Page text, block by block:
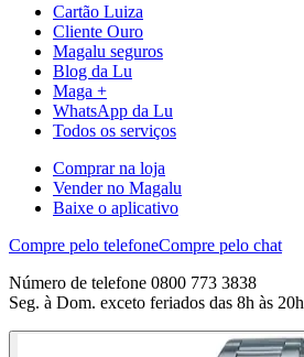
Cartão Luiza
Cliente Ouro
Magalu seguros
Blog da Lu
Maga +
WhatsApp da Lu
Todos os serviços
Comprar na loja
Vender no Magalu
Baixe o aplicativo
Compre pelo telefoneCompre pelo chat
Número de telefone 0800 773 3838
Seg. à Dom. exceto feriados das 8h às 20h